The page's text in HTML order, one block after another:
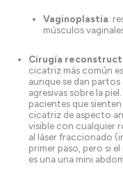
Vaginoplastia:
músculos
Cirugía
cicatriz más común
aunque se dan
agresivas sobre la
pacientes que
cicatriz de aspecto
visible con cualquier
al láser fraccionado
primer paso, pero si
es una una mini